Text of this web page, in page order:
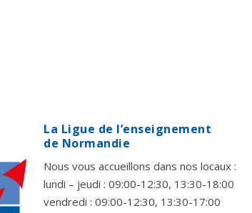
La Ligue de l’enseignement
de Normandie
Nous vous accueillons dans nos locaux :
lundi – jeudi : 09:00-12:30, 13:30-18:00
vendredi : 09:00-12:30, 13:30-17:00